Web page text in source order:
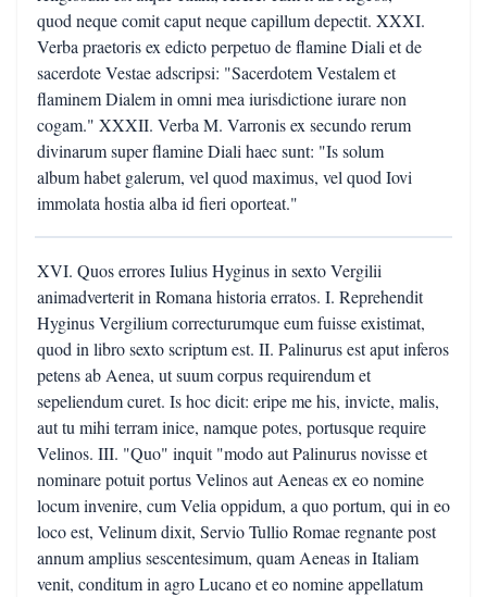
quod neque comit caput neque capillum depectit. XXXI.
Verba praetoris ex edicto perpetuo de flamine Diali et de
sacerdote Vestae adscripsi: "Sacerdotem Vestalem et
flaminem Dialem in omni mea iurisdictione iurare non
cogam." XXXII. Verba M. Varronis ex secundo rerum
divinarum super flamine Diali haec sunt: "Is solum
album habet galerum, vel quod maximus, vel quod Iovi
immolata hostia alba id fieri oporteat."
XVI. Quos errores Iulius Hyginus in sexto Vergilii
animadverterit in Romana historia erratos. I. Reprehendit
Hyginus Vergilium correcturumque eum fuisse existimat,
quod in libro sexto scriptum est. II. Palinurus est aput inferos
petens ab Aenea, ut suum corpus requirendum et
sepeliendum curet. Is hoc dicit: eripe me his, invicte, malis,
aut tu mihi terram inice, namque potes, portusque require
Velinos. III. "Quo" inquit "modo aut Palinurus novisse et
nominare potuit portus Velinos aut Aeneas ex eo nomine
locum invenire, cum Velia oppidum, a quo portum, qui in eo
loco est, Velinum dixit, Servio Tullio Romae regnante post
annum amplius sescentesimum, quam Aeneas in Italiam
venit, conditum in agro Lucano et eo nomine appellatum